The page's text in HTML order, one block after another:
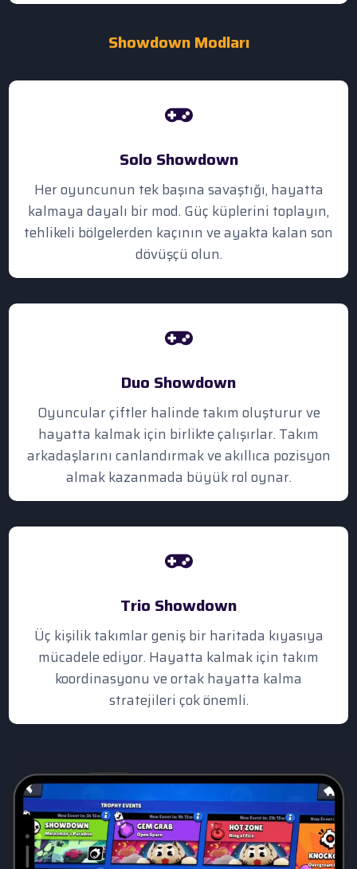
ShowdownModları
Solo Showdown
Her oyuncunun tek başına savaştığı, hayatta
kalmaya dayalı bir mod. Güç küplerini toplayın,
tehlikeli bölgelerden kaçının ve ayakta kalan son
dövüşçü olun.
Duo Showdown
Oyuncular çiftler halinde takım oluşturur ve
hayatta kalmak için birlikte çalışırlar. Takım
arkadaşlarını canlandırmak ve akıllıca pozisyon
almak kazanmada büyük rol oynar.
Trio Showdown
Üç kişilik takımlar geniş bir haritada kıyasıya
mücadele ediyor. Hayatta kalmak için takım
koordinasyonu ve ortak hayatta kalma
stratejileri çok önemli.